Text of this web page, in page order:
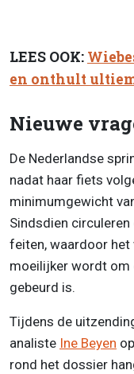
LEES OOK:
en onthult
Nieuwe
De Nederlandse
nadat haar fiets
minimumgewicht
Sindsdien
feiten, waardoor
moeilijker wordt om
gebeurd is.
Tijdens de
analiste Ine Beyen
rond het dossier